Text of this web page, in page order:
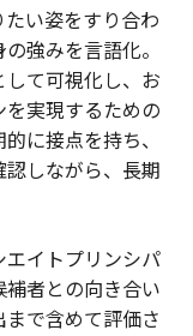
い姿をすり合わ
強みを言語化。
て可視化し、お
実現するための
に接点を持ち、
しながら、長期
イトプリンシパ
者との向き合い
で含めて評価さ